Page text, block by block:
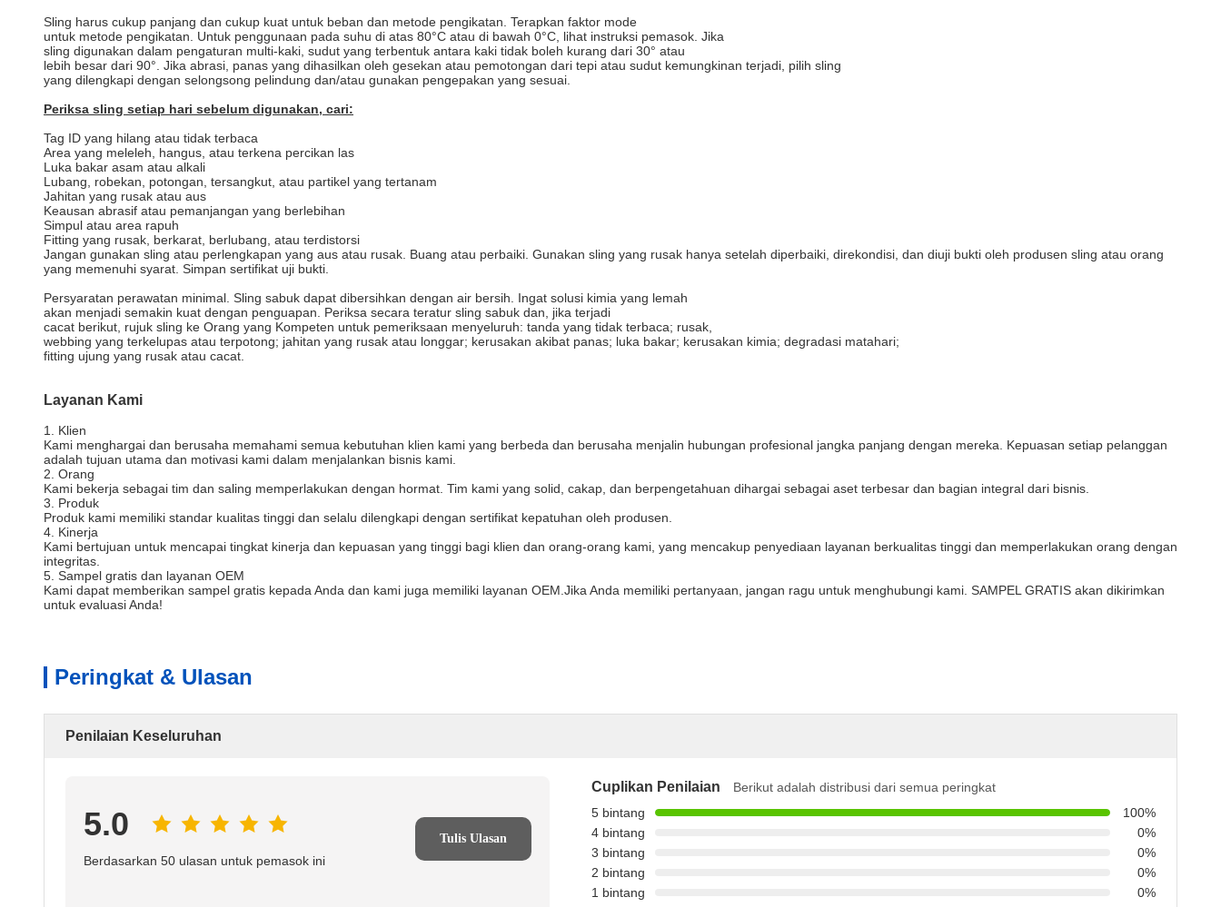
Sling harus cukup panjang dan cukup kuat untuk beban dan metode pengikatan. Terapkan faktor mode
untuk metode pengikatan. Untuk penggunaan pada suhu di atas 80°C atau di bawah 0°C, lihat instruksi pemasok. Jika
sling digunakan dalam pengaturan multi-kaki, sudut yang terbentuk antara kaki tidak boleh kurang dari 30° atau
lebih besar dari 90°. Jika abrasi, panas yang dihasilkan oleh gesekan atau pemotongan dari tepi atau sudut kemungkinan terjadi, pilih sling
yang dilengkapi dengan selongsong pelindung dan/atau gunakan pengepakan yang sesuai.
Periksa sling setiap hari sebelum digunakan, cari:
Tag ID yang hilang atau tidak terbaca
Area yang meleleh, hangus, atau terkena percikan las
Luka bakar asam atau alkali
Lubang, robekan, potongan, tersangkut, atau partikel yang tertanam
Jahitan yang rusak atau aus
Keausan abrasif atau pemanjangan yang berlebihan
Simpul atau area rapuh
Fitting yang rusak, berkarat, berlubang, atau terdistorsi
Jangan gunakan sling atau perlengkapan yang aus atau rusak. Buang atau perbaiki. Gunakan sling yang rusak hanya setelah diperbaiki, direkondisi, dan diuji bukti oleh produsen sling atau orang
yang memenuhi syarat. Simpan sertifikat uji bukti.
Persyaratan perawatan minimal. Sling sabuk dapat dibersihkan dengan air bersih. Ingat solusi kimia yang lemah
akan menjadi semakin kuat dengan penguapan. Periksa secara teratur sling sabuk dan, jika terjadi
cacat berikut, rujuk sling ke Orang yang Kompeten untuk pemeriksaan menyeluruh: tanda yang tidak terbaca; rusak,
webbing yang terkelupas atau terpotong; jahitan yang rusak atau longgar; kerusakan akibat panas; luka bakar; kerusakan kimia; degradasi matahari;
fitting ujung yang rusak atau cacat.
Layanan Kami
1. Klien
Kami menghargai dan berusaha memahami semua kebutuhan klien kami yang berbeda dan berusaha menjalin hubungan profesional jangka panjang dengan mereka. Kepuasan setiap pelanggan
adalah tujuan utama dan motivasi kami dalam menjalankan bisnis kami.
2. Orang
Kami bekerja sebagai tim dan saling memperlakukan dengan hormat. Tim kami yang solid, cakap, dan berpengetahuan dihargai sebagai aset terbesar dan bagian integral dari bisnis.
3. Produk
Produk kami memiliki standar kualitas tinggi dan selalu dilengkapi dengan sertifikat kepatuhan oleh produsen.
4. Kinerja
Kami bertujuan untuk mencapai tingkat kinerja dan kepuasan yang tinggi bagi klien dan orang-orang kami, yang mencakup penyediaan layanan berkualitas tinggi dan memperlakukan orang dengan
integritas.
5. Sampel gratis dan layanan OEM
Kami dapat memberikan sampel gratis kepada Anda dan kami juga memiliki layanan OEM. Jika Anda memiliki pertanyaan, jangan ragu untuk menghubungi kami. SAMPEL GRATIS akan dikirimkan
untuk evaluasi Anda!
Peringkat & Ulasan
Penilaian Keseluruhan
5.0
Berdasarkan 50 ulasan untuk pemasok ini
Tulis Ulasan
Cuplikan Penilaian
Berikut adalah distribusi dari semua peringkat
5 bintang
100%
4 bintang
0%
3 bintang
0%
2 bintang
0%
1 bintang
0%